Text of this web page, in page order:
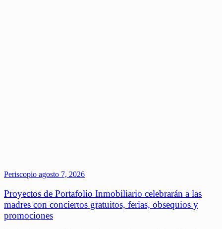
Periscopio agosto 7, 2026
Proyectos de Portafolio Inmobiliario celebrarán a las
madres con conciertos gratuitos, ferias, obsequios y
promociones